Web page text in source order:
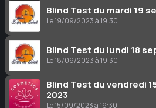
Blind Test du mardi 19
Le 19/09/2023 à 19:30
Blind Test du lundi 18
Le 18/09/2023 à 19:30
Blind Test du vendredi
2023
Le 15/09/2023 à 19:30